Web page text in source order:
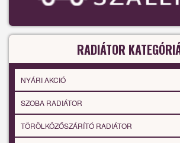
RADIÁTOR
NYÁRI AKCIÓ
SZOBA RADIÁTOR
TÖRÖLKÖZŐSZÁRÍTÓ RADIÁTOR